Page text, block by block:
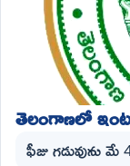
తెలంగాణలో ఇంటర్
ఫీజు గడువును